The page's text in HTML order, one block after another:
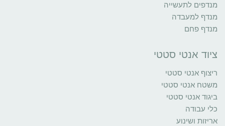
מנדפים לתעשייה
מנדף למעבדה
מנדף פחם
ציוד אנטי סטטי
ריצוף אנטי סטטי
משטח אנטי סטטי
ביגוד אנטי סטטי
כלי עבודה
אריזות ושינוע